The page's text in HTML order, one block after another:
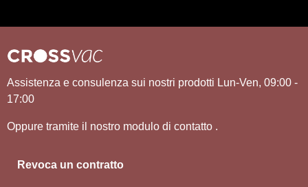
Assistenza e consulenza sui nostri prodotti Lun-Ven, 09:00 -
17:00
Oppure tramite il nostro modulo di contatto .
Revoca un contratto